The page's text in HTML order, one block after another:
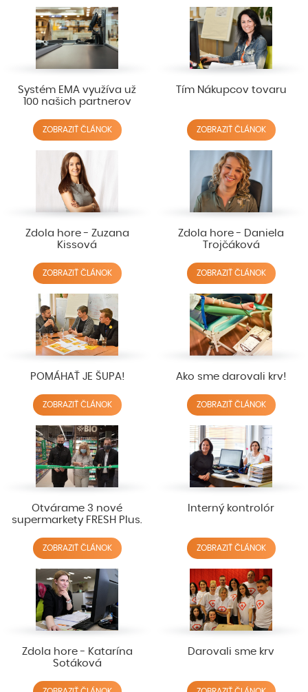
Systém EMA využíva už
100 našich partnerov
ZOBRAZIŤ ČLÁNOK
Tím Nákupcov tovaru
ZOBRAZIŤ ČLÁNOK
Zdola hore - Zuzana
Kissová
ZOBRAZIŤ ČLÁNOK
Zdola hore - Daniela
Trojčáková
ZOBRAZIŤ ČLÁNOK
POMÁHAŤ JE ŠUPA!
ZOBRAZIŤ ČLÁNOK
Ako sme darovali krv!
ZOBRAZIŤ ČLÁNOK
Otvárame 3 nové
supermarkety FRESH Plus.
ZOBRAZIŤ ČLÁNOK
Interný kontrolór
ZOBRAZIŤ ČLÁNOK
Zdola hore - Katarína
Sotáková
Darovali sme krv